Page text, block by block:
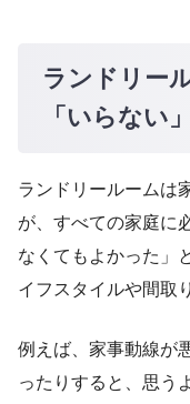
ランドリー
「いらない
ランドリールームは
が、すべての家庭に
なくてもよかった」
イフスタイルや間取
例えば、家事動線が
ったりすると、思う